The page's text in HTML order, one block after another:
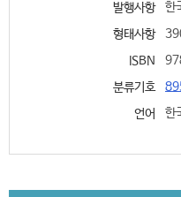
발행사항
한
형태사항
ISBN
분류기호
언어
한